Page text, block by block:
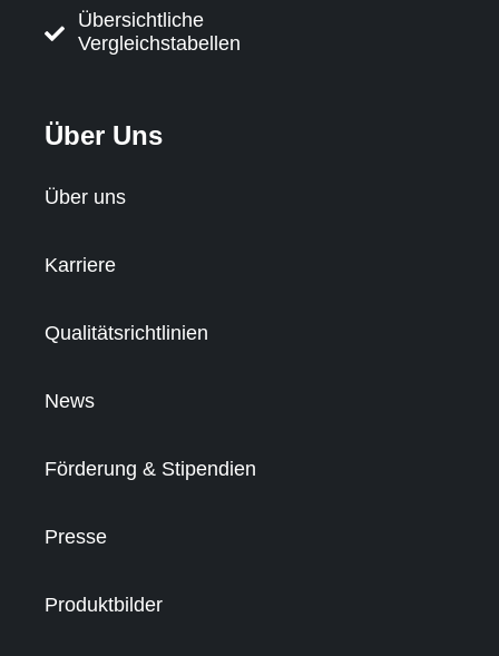
Übersichtliche
Vergleichstabellen
Über Uns
Über uns
Karriere
Qualitätsrichtlinien
News
Förderung & Stipendien
Presse
Produktbilder